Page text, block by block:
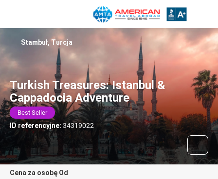
Turkish Treasures: Istanbul &
Cappadocia Adventure
Best Seller
ID referencyjne: 34319022
Stambuł, Turcja
Cena za osobę Od